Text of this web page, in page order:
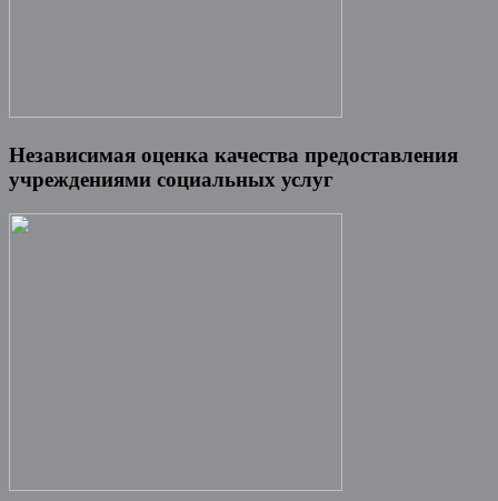
Независимая оценка качества предоставления
учреждениями социальных услуг